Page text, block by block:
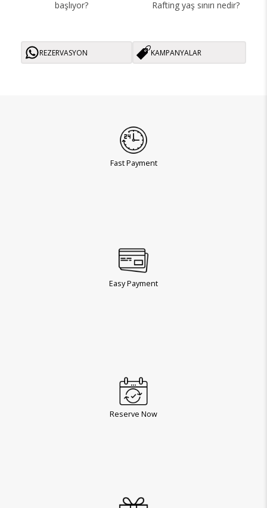
başlıyor? Rafting yaş sınırı nedir?
REZERVASYON KAMPANYALAR
Fast Payment
Easy Payment
Reserve Now